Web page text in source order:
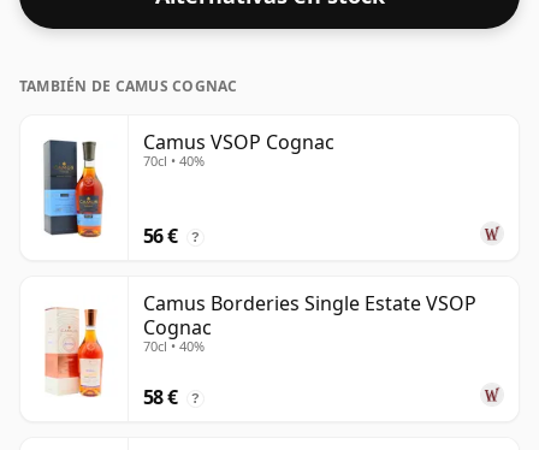
TAMBIÉN DE CAMUS COGNAC
Camus VSOP Cognac
70cl • 40%
56 € ?
Camus Borderies Single Estate VSOP
Cognac
70cl • 40%
58 € ?